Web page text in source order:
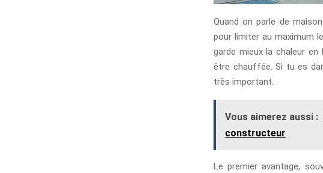
Quand on parle de
pour limiter au maximum
garde mieux la chaleur en
être chauffée. Si tu es
très important.
Vous aimerez aussi :
constructeur
Le premier avantage,